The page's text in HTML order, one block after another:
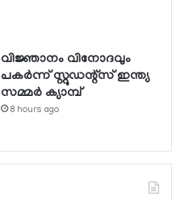
വിജ്ഞാനം വിനോദവും
പകര്‍ന്ന് സ്റ്റുഡന്റ്‌സ് ഇന്ത്യ
സമ്മര്‍ ക്യാമ്പ്
8 hours ago